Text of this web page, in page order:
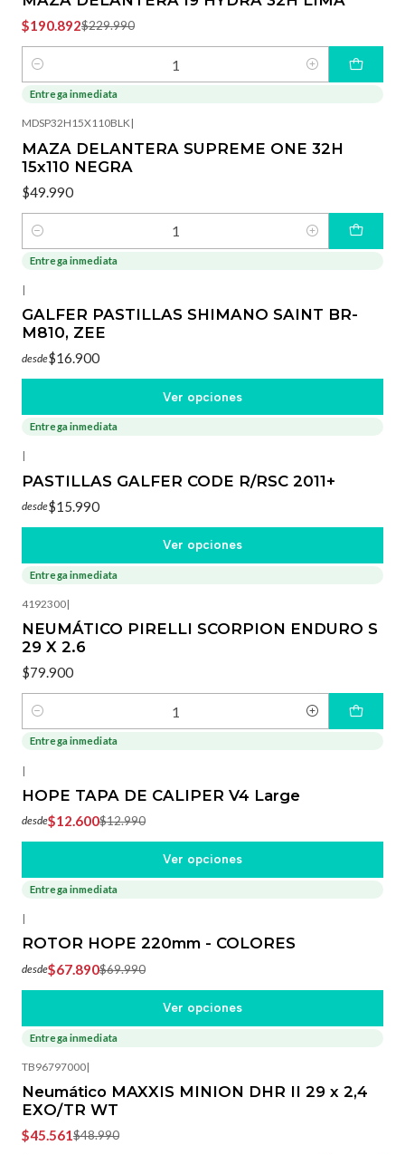
$190.892$229.990
Cantidad
Entrega inmediata
MDSP32H15X110BLK|
MAZA DELANTERA SUPREME ONE 32H
15x110 NEGRA
$49.990
Cantidad
Entrega inmediata
|
GALFER PASTILLAS SHIMANO SAINT BR-
M810, ZEE
desde$16.900
Ver opciones
Entrega inmediata
|
PASTILLAS GALFER CODE R/RSC 2011+
desde$15.990
Ver opciones
Entrega inmediata
4192300|
NEUMÁTICO PIRELLI SCORPION ENDURO S
29 X 2.6
$79.900
Cantidad
Entrega inmediata
|
HOPE TAPA DE CALIPER V4 Large
desde$12.600$12.990
Ver opciones
-3%OFF
Entrega inmediata
|
ROTOR HOPE 220mm - COLORES
desde$67.890$69.990
Ver opciones
-7%OFF
Entrega inmediata
TB96797000|
Neumático MAXXIS MINION DHR II 29 x 2,4
EXO/TR WT
$45.561$48.990